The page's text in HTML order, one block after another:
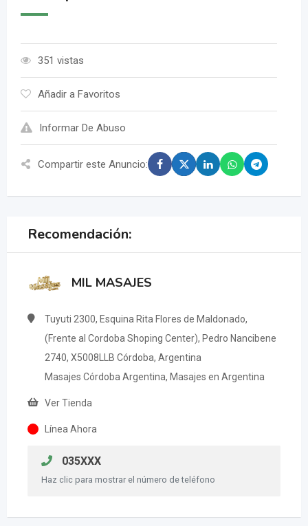
351 vistas
Añadir a Favoritos
Informar De Abuso
Compartir este Anuncio:
Recomendación:
MIL MASAJES
Tuyuti 2300, Esquina Rita Flores de Maldonado,
(Frente al Cordoba Shoping Center), Pedro Nancibene
2740, X5008LLB Córdoba, Argentina
Masajes Córdoba Argentina, Masajes en Argentina
Ver Tienda
Línea Ahora
035XXX
Haz clic para mostrar el número de teléfono